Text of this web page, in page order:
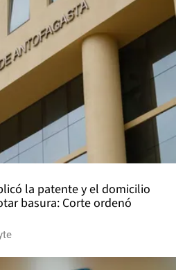
la patente y el domicilio
basura: Corte ordenó